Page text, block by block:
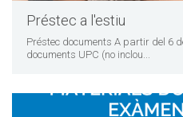
Préstec a l'estiu
Préstec documents A partir del 6
documents UPC (no inclou...